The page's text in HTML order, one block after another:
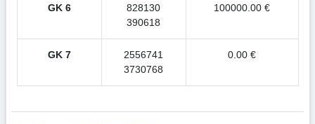
GK 6
828130
390618
100000.00 €
GK 7
2556741
3730768
0.00 €